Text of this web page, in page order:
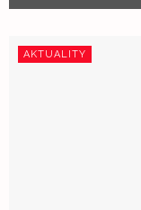
AKTUALITY